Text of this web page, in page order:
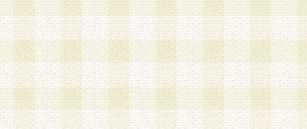
シーポリシー
」に基づき適切に取り扱うものとし
は、当該個人情報を以下の各号に定める目的に利
す。なお、これら事項以外の目的で個人情報を利
かじめ会員の同意を得たうえで利用するものとし
a.本サービスの実施または運営
b.本サービスに係る謝礼、景品、調査サンプル品
c.会員からの電話、メール等の問い合わせなどへ